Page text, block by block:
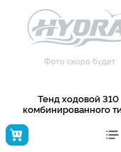
Тенд ходовой 310
комбинированного